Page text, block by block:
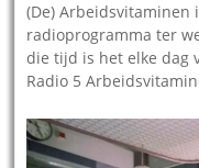
(De)
radioprogramma ter
die tijd is het elke dag
Radio 5